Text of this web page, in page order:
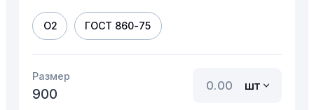
О2 ГОСТ 860-75
Размер
900
шт